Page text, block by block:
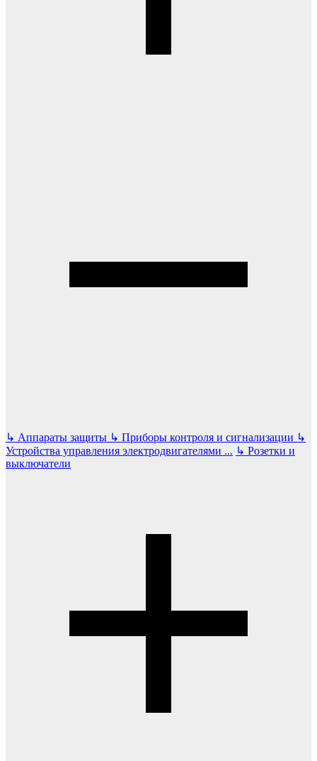
↳ Аппараты защиты ↳ Приборы контроля и сигнализации ↳
Устройства управления электродвигателями ... ↳ Розетки и
выключатели